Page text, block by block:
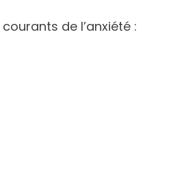
courants de l’anxiété :